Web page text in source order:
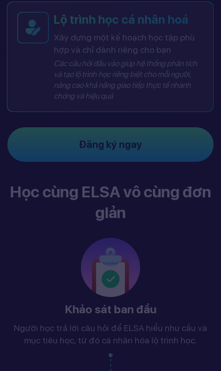
Lộ trình học cá nhân hoá
Xây dựng một kế hoạch học tập phù
hợp và chỉ dành riêng cho bạn
Các câu hỏi đầu vào giúp hệ thống phân tích
và tạo lộ trình học riêng biệt cho mỗi người,
nâng cao khả năng giao tiếp thực tế nhanh
chóng và hiệu quả
Đăng ký ngay
Học cùng ELSA vô cùng đơn
giản
Khảo sát ban đầu
Người học trả lời câu hỏi để ELSA hiểu nhu cầu và
mục tiêu học, từ đó cá nhân hóa lộ trình học.